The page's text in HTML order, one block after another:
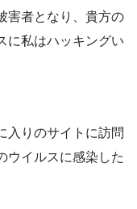
害者となり、貴方の
に私はハッキングい
入りのサイトに訪問
ウイルスに感染した